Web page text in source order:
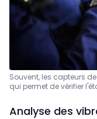
Souvent, les capteurs
qui permet de vérifier
Analyse des